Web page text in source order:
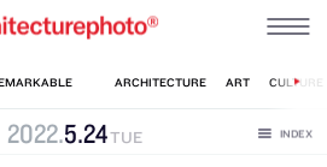
2022.5.24TUE